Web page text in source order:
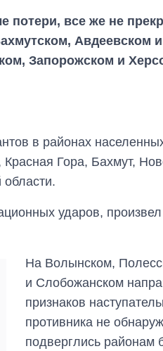
потери, все же не
Авдеевском и
Запорожском и
в районах
Гора, Бахмут,
ударов,
На Волынском,
и Слобожанском
признаков
противника не
подверглись районам